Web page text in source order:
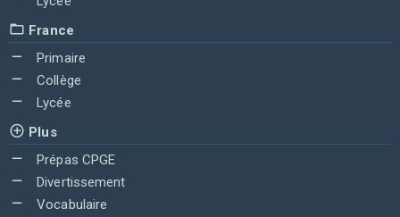
France
Primaire
Collège
Lycée
Plus
Prépas CPGE
Divertissement
Vocabulaire